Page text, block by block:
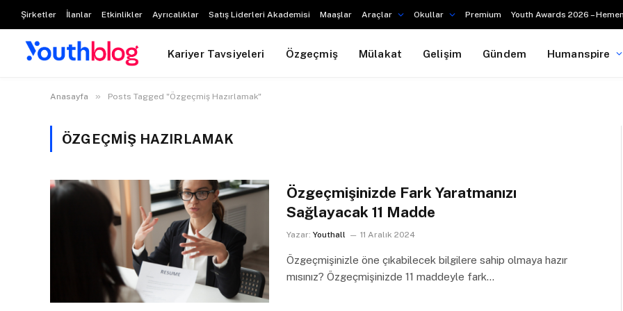
Şirketler İlanlar Etkinlikler Ayrıcalıklar Satış Liderleri Akademisi Maaşlar Araçlar Okullar Premium Youth Awards 2026 –
Kariyer Tavsiyeleri Özgeçmiş Mülakat Gelişim Gündem Humanspire
Anasayfa » Posts Tagged "Özgeçmiş Hazırlamak"
ÖZGEÇMIŞ HAZIRLAMAK
Özgeçmişinizde Fark Yaratmanızı
Sağlayacak 11 Madde
Yazar: Youthall 11 Aralık 2024
Özgeçmişinizle öne çıkabilecek bilgilere sahip olmaya hazır
mısınız? Özgeçmişinizde 11 maddeyle fark…